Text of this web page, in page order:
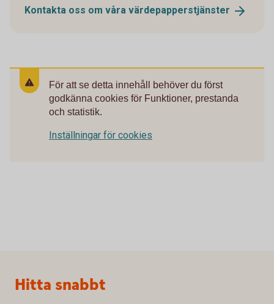
Kontakta oss om våra värdepapperstjänster
För att se detta innehåll behöver du först
godkänna cookies för Funktioner, prestanda
och statistik.
Inställningar för cookies
Sidfot
Hitta snabbt